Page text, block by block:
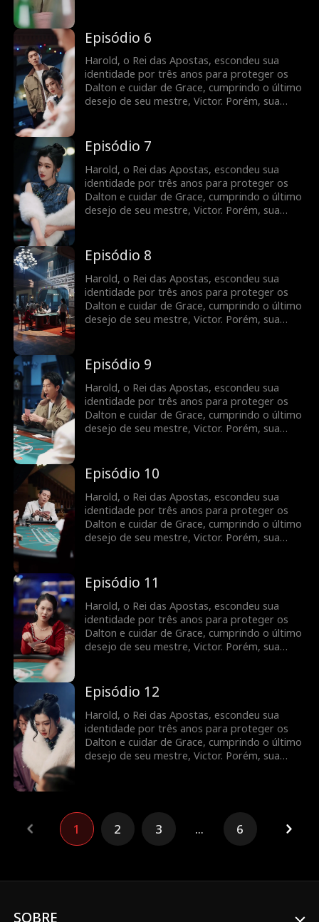
acabar, Grace é enganada por uma amiga,
colocando os Dalton em risco de ruína.
Usando suas habilidades no jogo, Harold
derrota os inimigos e vai embora. Ao
descobrir, Grace se desespera e passa a
procurá-lo por toda parte.
Episódio 6
Harold, o Rei das Apostas, escondeu sua
identidade por três anos para proteger os
Dalton e cuidar de Grace, cumprindo o último
desejo de seu mestre, Victor. Porém, sua
acabar, Grace é enganada por uma amiga,
colocando os Dalton em risco de ruína.
Usando suas habilidades no jogo, Harold
derrota os inimigos e vai embora. Ao
descobrir, Grace se desespera e passa a
procurá-lo por toda parte.
Episódio 7
Harold, o Rei das Apostas, escondeu sua
identidade por três anos para proteger os
Dalton e cuidar de Grace, cumprindo o último
desejo de seu mestre, Victor. Porém, sua
acabar, Grace é enganada por uma amiga,
colocando os Dalton em risco de ruína.
Usando suas habilidades no jogo, Harold
derrota os inimigos e vai embora. Ao
descobrir, Grace se desespera e passa a
procurá-lo por toda parte.
Episódio 8
Harold, o Rei das Apostas, escondeu sua
identidade por três anos para proteger os
Dalton e cuidar de Grace, cumprindo o último
desejo de seu mestre, Victor. Porém, sua
acabar, Grace é enganada por uma amiga,
colocando os Dalton em risco de ruína.
Usando suas habilidades no jogo, Harold
derrota os inimigos e vai embora. Ao
descobrir, Grace se desespera e passa a
procurá-lo por toda parte.
Episódio 9
Harold, o Rei das Apostas, escondeu sua
identidade por três anos para proteger os
Dalton e cuidar de Grace, cumprindo o último
desejo de seu mestre, Victor. Porém, sua
acabar, Grace é enganada por uma amiga,
colocando os Dalton em risco de ruína.
Usando suas habilidades no jogo, Harold
derrota os inimigos e vai embora. Ao
descobrir, Grace se desespera e passa a
procurá-lo por toda parte.
Episódio 10
Harold, o Rei das Apostas, escondeu sua
identidade por três anos para proteger os
Dalton e cuidar de Grace, cumprindo o último
desejo de seu mestre, Victor. Porém, sua
acabar, Grace é enganada por uma amiga,
colocando os Dalton em risco de ruína.
Usando suas habilidades no jogo, Harold
derrota os inimigos e vai embora. Ao
descobrir, Grace se desespera e passa a
procurá-lo por toda parte.
Episódio 11
Harold, o Rei das Apostas, escondeu sua
identidade por três anos para proteger os
Dalton e cuidar de Grace, cumprindo o último
desejo de seu mestre, Victor. Porém, sua
acabar, Grace é enganada por uma amiga,
colocando os Dalton em risco de ruína.
Usando suas habilidades no jogo, Harold
derrota os inimigos e vai embora. Ao
descobrir, Grace se desespera e passa a
procurá-lo por toda parte.
Episódio 12
Harold, o Rei das Apostas, escondeu sua
identidade por três anos para proteger os
Dalton e cuidar de Grace, cumprindo o último
desejo de seu mestre, Victor. Porém, sua
colocando os Dalton em risco de ruína.
Usando suas habilidades no jogo, Harold
derrota os inimigos e vai embora. Ao
descobrir, Grace se desespera e passa a
1 2 3 ... 6
SOBRE